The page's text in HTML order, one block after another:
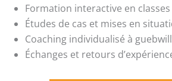
Formation interactive en
Études de cas et mises en
Coaching individualisé à
Échanges et retours